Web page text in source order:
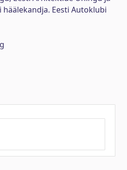
häälekandja. Eesti Autoklubi